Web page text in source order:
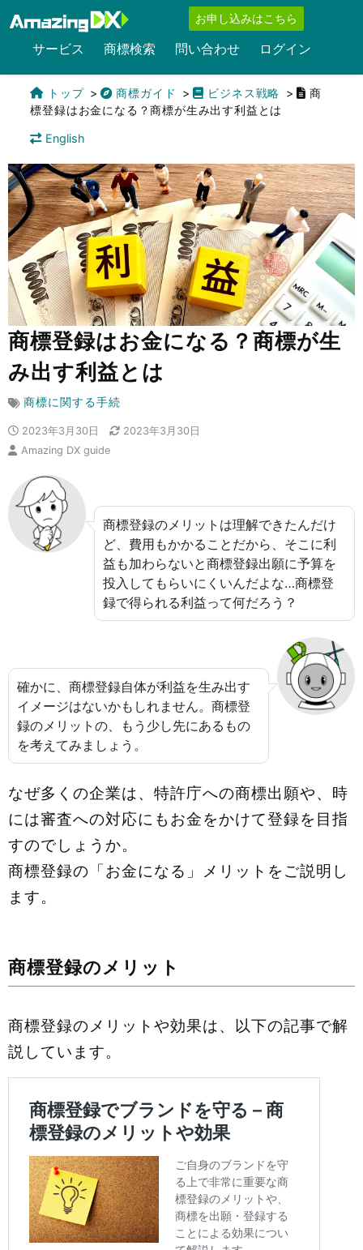
お申し込みはこちら
サービス 商標検索 問い合わせ ログイン
トップ 商標ガイド ビジネス戦略
商
標登録はお金になる？商標が生み出す利益とは
English
商標登録はお金になる？商標が生
み出す利益とは
商標に関する手続
2023年3月30日
2023年3月30日
Amazing DX guide
商標登録のメリットは理解できたんだけ
ど、費用もかかることだから、そこに利
益も加わらないと商標登録出願に予算を
投入してもらいにくいんだよな…商標登
録で得られる利益って何だろう？
確かに、商標登録自体が利益を生み出す
イメージはないかもしれません。商標登
録のメリットの、もう少し先にあるもの
を考えてみましょう。
なぜ多くの企業は、特許庁への商標出願や、時
には審査への対応にもお金をかけて登録を目指
すのでしょうか。
商標登録の「お金になる」メリットをご説明し
ます。
商標登録のメリット
商標登録のメリットや効果は、以下の記事で解
説しています。